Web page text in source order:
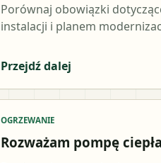
Porównaj obowiązki
instalacji i planem
Przejdź dalej
OGRZEWANIE
Rozważam pompę ciepła